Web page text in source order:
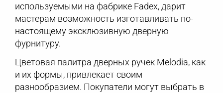
используемыми на фабрике Fadex, дарит
мастерам возможность изготавливать по-
настоящему эксклюзивную дверную
фурнитуру.
Цветовая палитра дверных ручек Melodia, как
и их формы, привлекает своим
разнообразием. Покупатели могут выбрать в